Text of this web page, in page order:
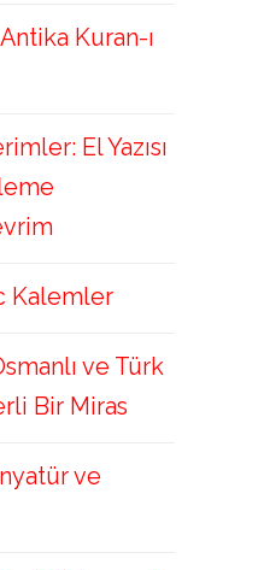
Kuran-ı
El Yazısı
Kalemler
ve Türk
Bir Miras
ve